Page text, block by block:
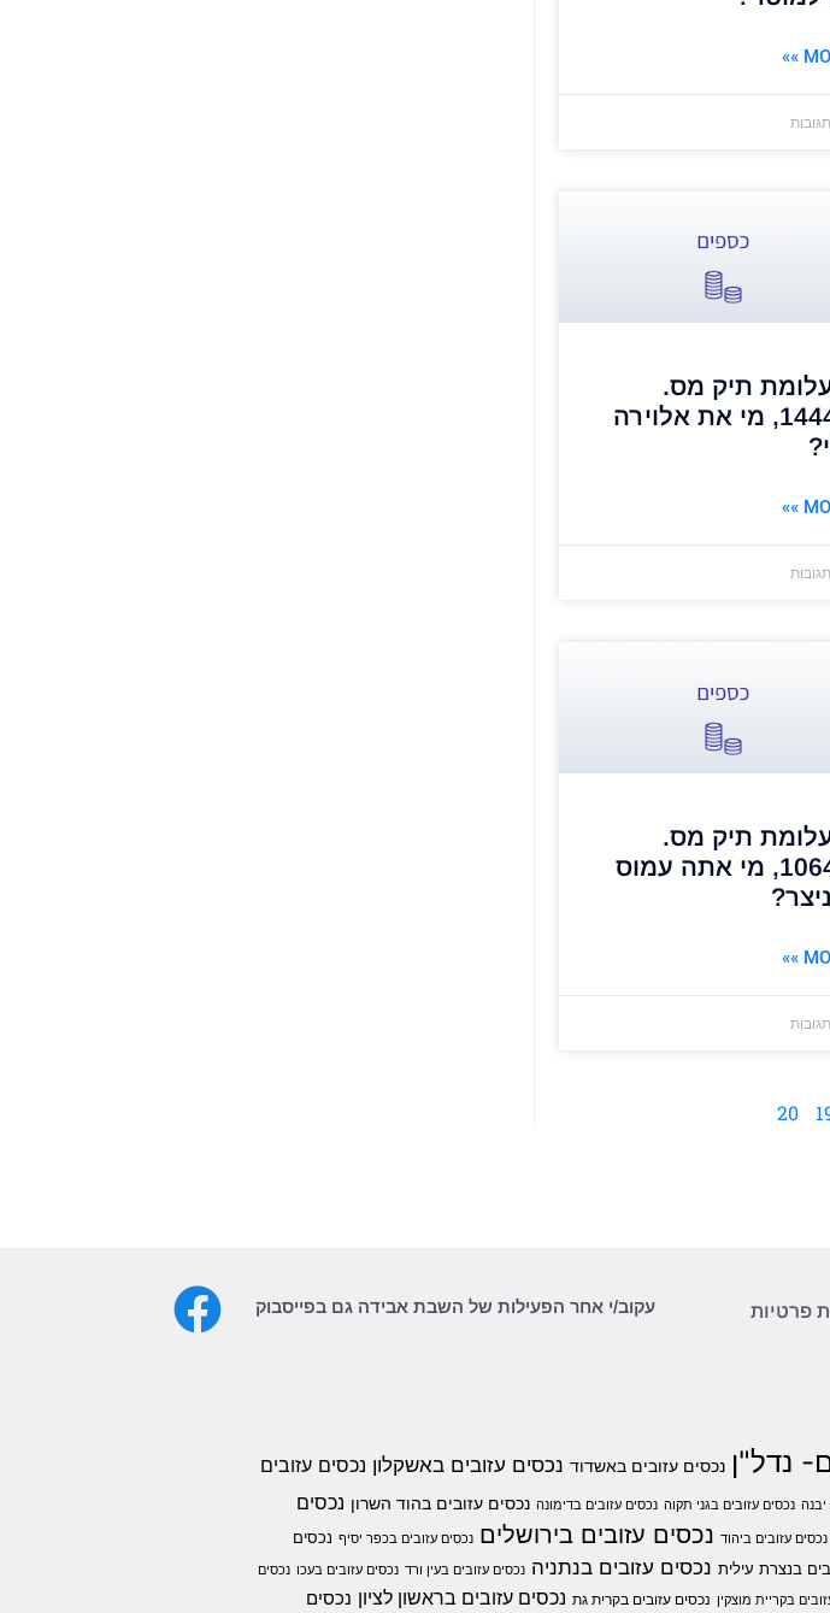
תיק מס.
14440, מי את אלוירה
תיק מס.
10643, מי אתה עמוס
20
פרטיות עקוב/י אחר הפעילות של השבת אבידה גם בפייסבוק
נדל"ן נכסים עזובים באשדוד נכסים עזובים באשקלון נכסים עזובים
יבנה נכסים עזובים בגני תקוה נכסים עזובים בדימונה נכסים עזובים בהוד השרון נכסים
נכסים עזובים ביהוד נכסים עזובים בירושלים נכסים עזובים בכפר יסיף נכסים
בנצרת עילית נכסים עזובים בנתניה נכסים עזובים בעין ורד נכסים עזובים בעכו נכסים
בקריית מוצקין נכסים עזובים בקרית גת נכסים עזובים בראשון לציון נכסים